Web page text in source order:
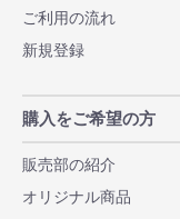
ご利用の流れ
新規登録
購入をご希望の方
販売部の紹介
オリジナル商品